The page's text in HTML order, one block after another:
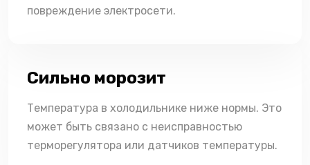
повреждение электросети.
Сильно морозит
Температура в холодильнике ниже нормы. Это
может быть связано с неисправностью
терморегулятора или датчиков температуры.